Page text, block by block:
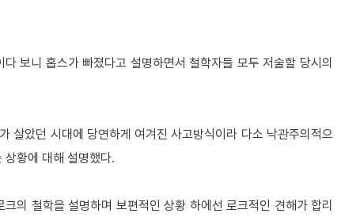
보니 홉스가 빠졌다고 설명하면서 철학자들 모두 저술할 당시의
살았던 시대에 당연하게 여겨진 사고방식이라 다소 낙관주의적으
상황에 대해 설명했다.
의 철학을 설명하며 보편적인 상황 하에선 로크적인 견해가 합리